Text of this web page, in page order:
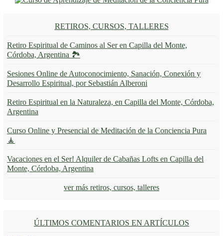
RETIROS, CURSOS, TALLERES
Retiro Espiritual de Caminos al Ser en Capilla del Monte,
Córdoba, Argentina 🏞️
Sesiones Online de Autoconocimiento, Sanación, Conexión y
Desarrollo Espiritual, por Sebastián Alberoni
Retiro Espiritual en la Naturaleza, en Capilla del Monte, Córdoba,
Argentina
Curso Online y Presencial de Meditación de la Conciencia Pura
🧘
Vacaciones en el Ser! Alquiler de Cabañas Lofts en Capilla del
Monte, Córdoba, Argentina
ver más retiros, cursos, talleres
ÚLTIMOS COMENTARIOS EN ARTÍCULOS